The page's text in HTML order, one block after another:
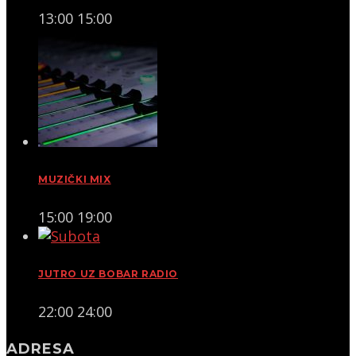
13:00 15:00
MUZIČKI MIX
15:00 19:00
JUTRO UZ BOBAR RADIO
22:00 24:00
ADRESA